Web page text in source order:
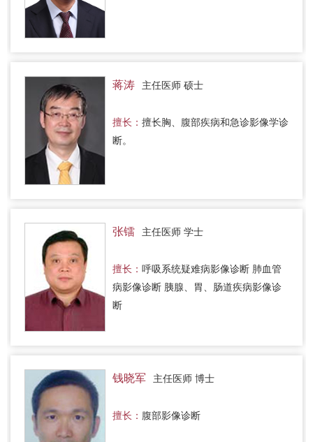
蒋涛 主任医师 硕士
擅长： 擅长胸、腹部疾病和急诊影像学诊
断。
张镭 主任医师 学士
擅长： 呼吸系统疑难病影像诊断 肺血管
病影像诊断 胰腺、胃、肠道疾病影像诊
断
钱晓军 主任医师 博士
擅长： 腹部影像诊断